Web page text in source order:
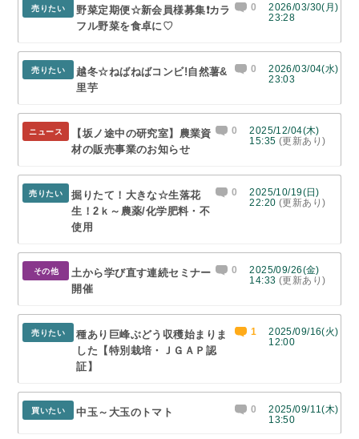
売りたい
野菜定期便☆新会員様募集❗カラ
フル野菜を食卓に♡
0
2026/03/30(月)
23:28
売りたい
越冬☆ねばねばコンビ!自然薯&
里芋
0
2026/03/04(水)
23:03
ニュース
【坂ノ途中の研究室】農業資
材の販売事業のお知らせ
0
2025/12/04(木)
15:35 (更新あり)
売りたい
掘りたて！大きな☆生落花
生！2ｋ～農薬/化学肥料・不
使用
0
2025/10/19(日)
22:20 (更新あり)
その他
土から学び直す連続セミナー
開催
0
2025/09/26(金)
14:33 (更新あり)
売りたい
種あり巨峰ぶどう収穫始まりま
した【特別栽培・ＪＧＡＰ認
証】
1
2025/09/16(火)
12:00
買いたい 中玉～大玉のトマト 0
2025/09/11(木)
13:50